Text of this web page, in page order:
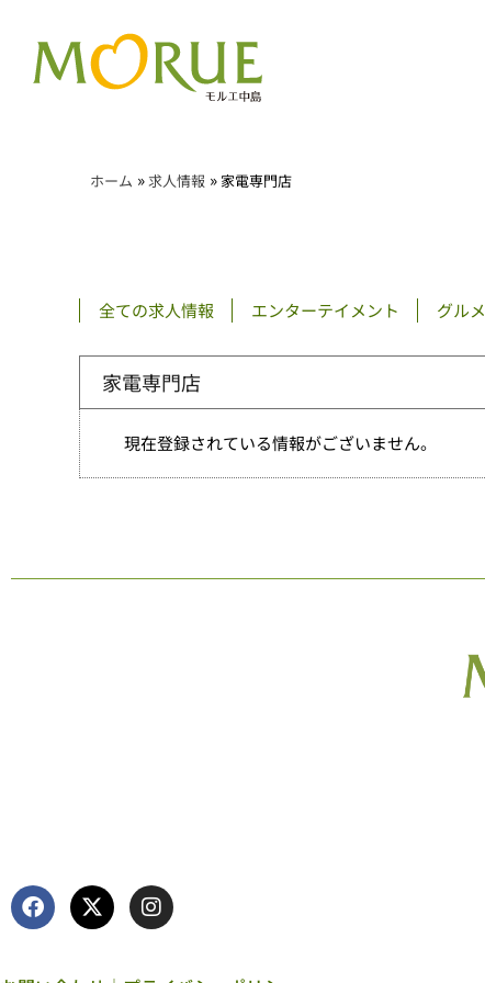
ホーム » 求人情報 » 家電専門店
全ての求人情報 エンターテイメント グルメ
家電専門店
現在登録されている情報がございません。